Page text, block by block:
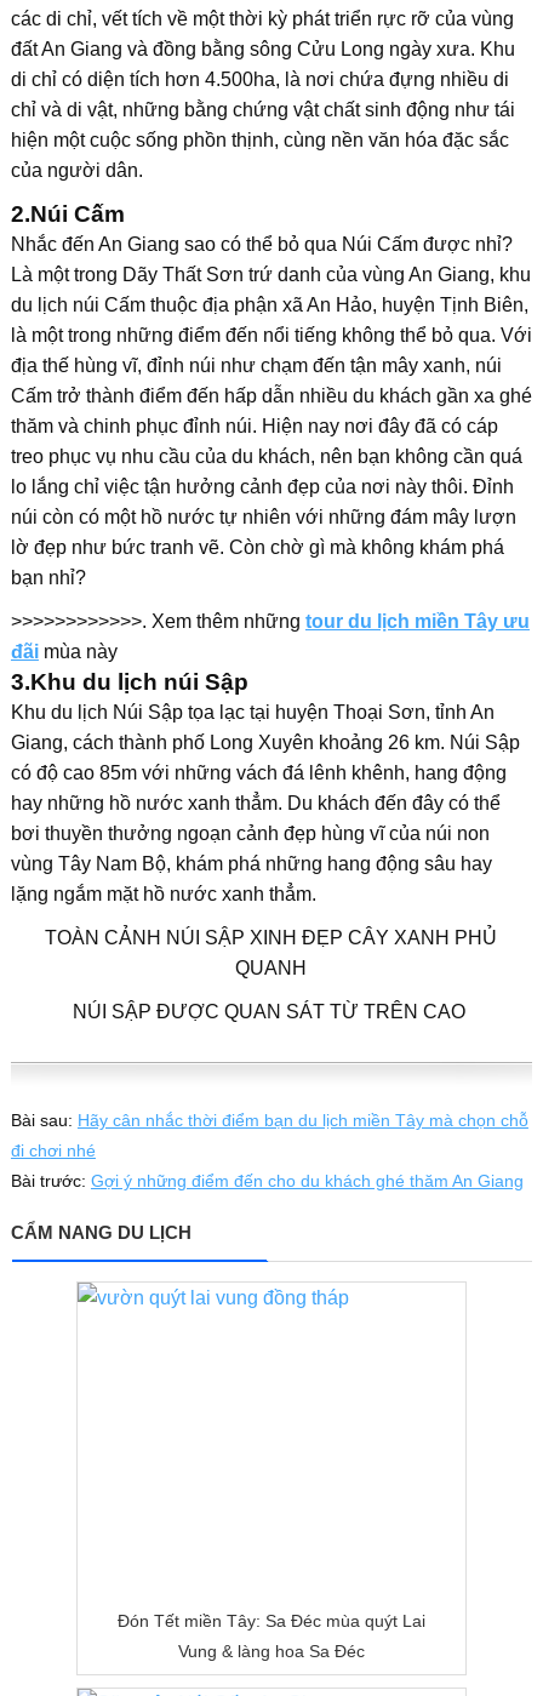
các di chỉ, vết tích về một thời kỳ phát triển rực rỡ của vùng
đất An Giang và đồng bằng sông Cửu Long ngày xưa. Khu
di chỉ có diện tích hơn 4.500ha, là nơi chứa đựng nhiều di
chỉ và di vật, những bằng chứng vật chất sinh động như tái
hiện một cuộc sống phồn thịnh, cùng nền văn hóa đặc sắc
của người dân.
2.Núi Cấm
Nhắc đến An Giang sao có thể bỏ qua Núi Cấm được nhỉ?
Là một trong Dãy Thất Sơn trứ danh của vùng An Giang, khu
du lịch núi Cấm thuộc địa phận xã An Hảo, huyện Tịnh Biên,
là một trong những điểm đến nổi tiếng không thể bỏ qua. Với
địa thế hùng vĩ, đỉnh núi như chạm đến tận mây xanh, núi
Cấm trở thành điểm đến hấp dẫn nhiều du khách gần xa ghé
thăm và chinh phục đỉnh núi. Hiện nay nơi đây đã có cáp
treo phục vụ nhu cầu của du khách, nên bạn không cần quá
lo lắng chỉ việc tận hưởng cảnh đẹp của nơi này thôi. Đỉnh
núi còn có một hồ nước tự nhiên với những đám mây lượn
lờ đẹp như bức tranh vẽ. Còn chờ gì mà không khám phá
bạn nhỉ?
>>>>>>>>>>>>. Xem thêm những tour du lịch miền Tây ưu
đãimùa này
3.Khu du lịch núi Sập
Khu du lịch Núi Sập tọa lạc tại huyện Thoại Sơn, tỉnh An
Giang, cách thành phố Long Xuyên khoảng 26 km. Núi Sập
có độ cao 85m với những vách đá lênh khênh, hang động
hay những hồ nước xanh thẳm. Du khách đến đây có thể
bơi thuyền thưởng ngoạn cảnh đẹp hùng vĩ của núi non
vùng Tây Nam Bộ, khám phá những hang động sâu hay
lặng ngắm mặt hồ nước xanh thẳm.
TOÀN CẢNH NÚI SẬP XINH ĐẸP CÂY XANH PHỦ
QUANH
NÚI SẬP ĐƯỢC QUAN SÁT TỪ TRÊN CAO
Bài sau: Hãy cân nhắc thời điểm bạn du lịch miền Tây mà chọn chỗ
đi chơi nhé
Bài trước: Gợi ý những điểm đến cho du khách ghé thăm An Giang
CẨM NANG DU LỊCH
Đón Tết miền Tây: Sa Đéc mùa quýt Lai
Vung & làng hoa Sa Đéc